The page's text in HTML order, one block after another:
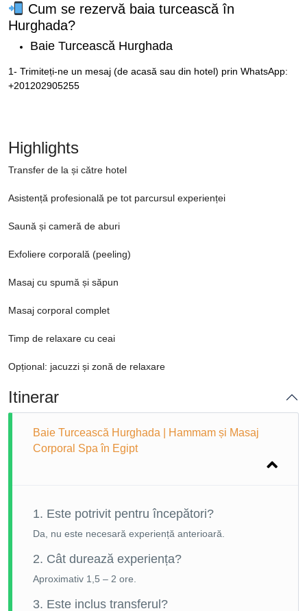
Cum se rezervă baia turcească în
Hurghada?
Baie Turcească Hurghada
1- Trimiteți-ne un mesaj (de acasă sau din hotel) prin WhatsApp:
+201202905255
Highlights
Transfer de la și către hotel
Asistență profesională pe tot parcursul experienței
Saună și cameră de aburi
Exfoliere corporală (peeling)
Masaj cu spumă și săpun
Masaj corporal complet
Timp de relaxare cu ceai
Opțional: jacuzzi și zonă de relaxare
Itinerar
Baie Turcească Hurghada | Hammam și Masaj
Corporal Spa în Egipt
1. Este potrivit pentru începători?
Da, nu este necesară experiență anterioară.
2. Cât durează experiența?
Aproximativ 1,5 – 2 ore.
3. Este inclus transferul?